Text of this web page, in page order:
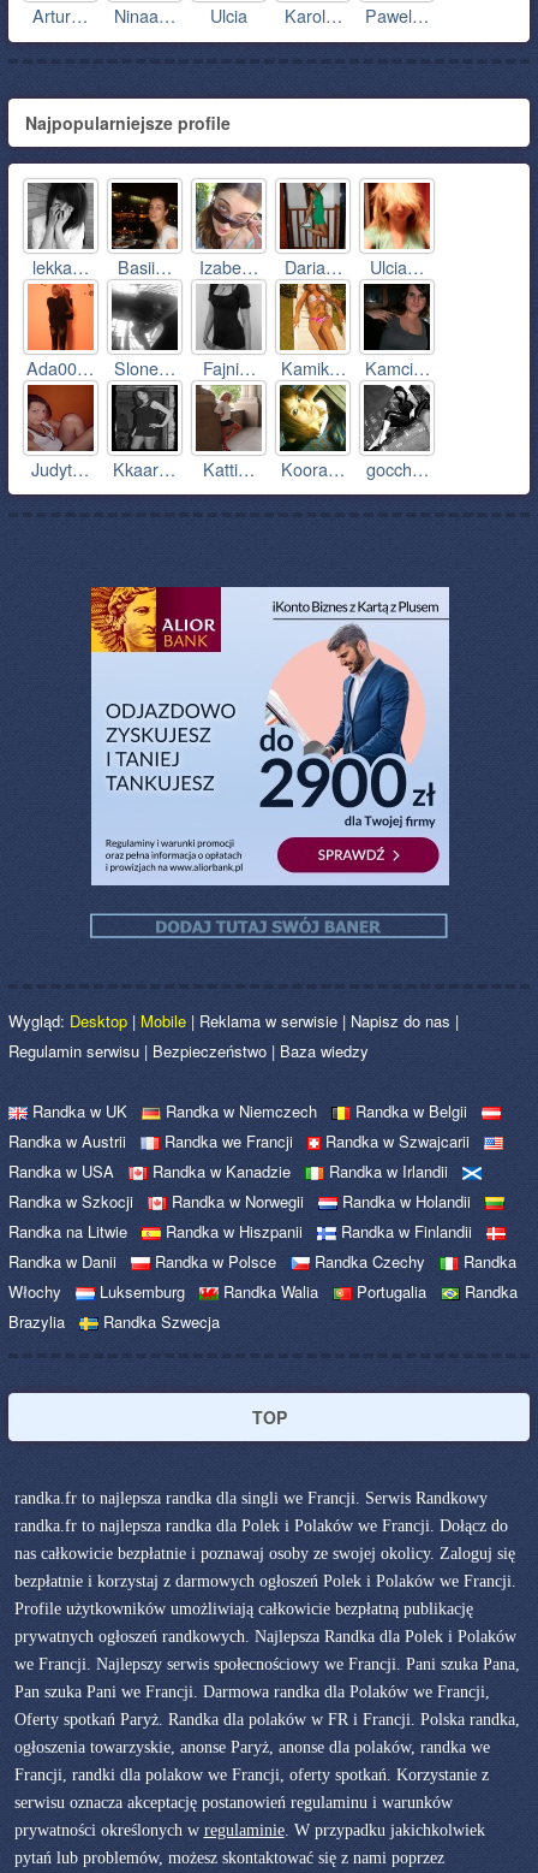
Artur… Ninaa… Ulcia Karol… Pawel…
Najpopularniejsze profile
lekka… Basii… Izabe… Daria… Ulcia…
Ada00… Slone… Fajni… Kamik… Kamci…
Judyt… Kkaar… Katti… Koora… gocch…
Wygląd:Desktop| Mobile | Reklama w serwisie | Napisz do nas |
Regulamin serwisu | Bezpieczeństwo | Baza wiedzy
Randka w UK Randka w Niemczech
Randka w Belgii
Randka w Austrii
Randka we Francji
Randka w Szwajcarii
Randka w USA
Randka w Kanadzie
Randka w Irlandii
Randka w Szkocji
Randka w Norwegii
Randka w Holandii
Randka na Litwie
Randka w Hiszpanii
Randka w Finlandii
Randka w Danii
Randka w Polsce Randka Czechy
Randka
Włochy
Luksemburg Randka Walia Portugalia
Randka
Brazylia
Randka Szwecja
TOP
randka.fr to najlepsza randka dla singli we Francji. Serwis Randkowy
randka.fr to najlepsza randka dla Polek i Polaków we Francji. Dołącz do
nas całkowicie bezpłatnie i poznawaj osoby ze swojej okolicy. Zaloguj się
bezpłatnie i korzystaj z darmowych ogłoszeń Polek i Polaków we Francji.
Profile użytkowników umożliwiają całkowicie bezpłatną publikację
prywatnych ogłoszeń randkowych. Najlepsza Randka dla Polek i Polaków
we Francji. Najlepszy serwis społecnościowy we Francji. Pani szuka Pana,
Pan szuka Pani we Francji. Darmowa randka dla Polaków we Francji,
Oferty spotkań Paryż. Randka dla polaków w FR i Francji. Polska randka,
ogłoszenia towarzyskie, anonse Paryż, anonse dla polaków, randka we
Francji, randki dla polakow we Francji, oferty spotkań. Korzystanie z
serwisu oznacza akceptację postanowień regulaminu i warunków
prywatności określonych w regulaminie. W przypadku jakichkolwiek
pytań lub problemów, możesz skontaktować się z nami poprzez